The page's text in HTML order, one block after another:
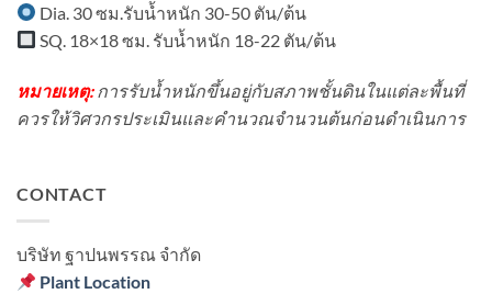
Dia. 30 ซม.รับน้ำหนัก 30-50 ตัน/ต้น
SQ. 18×18 ซม. รับน้ำหนัก 18-22 ตัน/ต้น
หมายเหตุ: การรับน้ำหนักขึ้นอยู่กับสภาพชั้นดินในแต่ละพื้นที่
ควรให้วิศวกรประเมินและคำนวณจำนวนต้นก่อนดำเนินการ
CONTACT
บริษัท ฐาปนพรรณ จํากัด
Plant Location